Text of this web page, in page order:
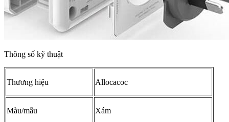
Thông số kỹ thuật
Thương hiệu Allocacoc
Màu/mẫu Xám